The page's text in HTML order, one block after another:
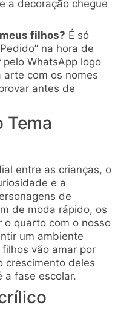
a decoração chegue
filhos? É só
na hora de
WhatsApp logo
arte com os nomes
antes de
Tema
entre as crianças, o
e a
de
de moda rápido, os
o quarto com o nosso
um ambiente
vão amar por
crescimento deles
a fase escolar.